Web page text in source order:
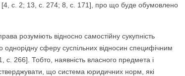
[4, с. 2; 13, с. 274; 8, с. 171], про що буде обумовлено
розуміють відносно самостійну сукупність
сферу суспільних відносин специфічним
266]. Тобто, наявність власного предмета і
що система юридичних норм, які